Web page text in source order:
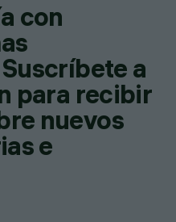
con
a
para recibir
nuevos
e